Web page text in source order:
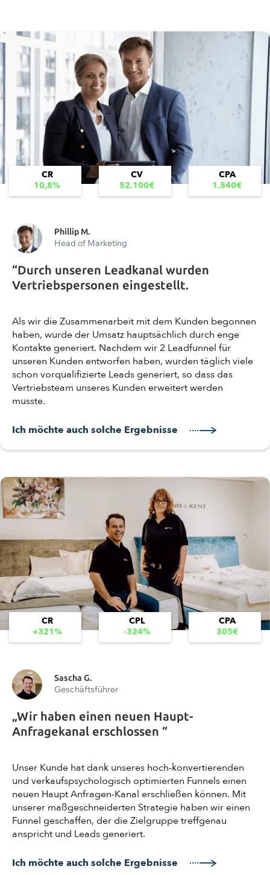
CR
10,8%
CV
52.100€
CPA
1.540€
Phillip M.
Head of Marketing
“Durch unseren Leadkanal wurden
Vertriebspersonen eingestellt.
Als wir die Zusammenarbeit mit dem Kunden begonnen
haben, wurde der Umsatz hauptsächlich durch enge
Kontakte generiert. Nachdem wir 2 Leadfunnel für
unseren Kunden entworfen haben, wurden täglich viele
schon vorqualifizierte Leads generiert, so dass das
Vertriebsteam unseres Kunden erweitert werden
musste.
Ich möchte auch solche Ergebnisse
CR
+321%
CPL
-324%
CPA
305€
Sascha G.
Geschäftsführer
„Wir haben einen neuen Haupt-
Anfragekanal erschlossen “
Unser Kunde hat dank unseres hoch-konvertierenden
und verkaufspsychologisch optimierten Funnels einen
neuen Haupt Anfragen-Kanal erschließen können. Mit
unserer maßgeschneiderten Strategie haben wir einen
Funnel geschaffen, der die Zielgruppe treffgenau
anspricht und Leads generiert.
Ich möchte auch solche Ergebnisse